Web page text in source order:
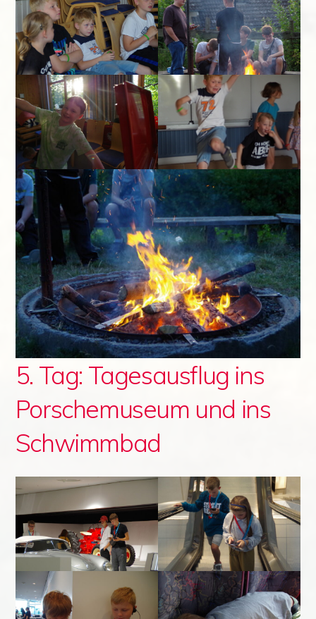
5. Tag: Tagesausflug ins
Porschemuseum und ins
Schwimmbad